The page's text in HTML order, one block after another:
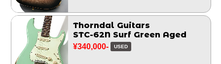
Thorndal Guitars
STC-62N Surf Green Aged
¥340,000- USED